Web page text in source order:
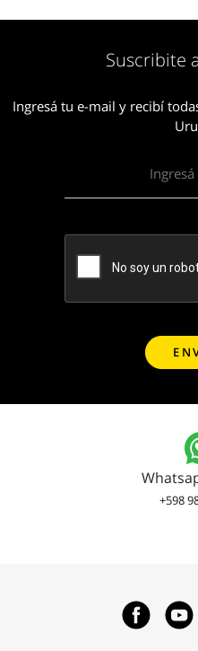
Suscribite
Ingresá tu e-mail y recibí
+598